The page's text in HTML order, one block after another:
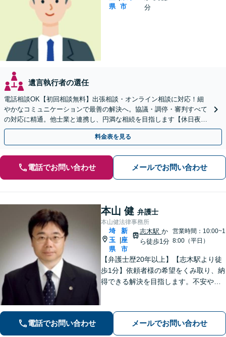
県 市
分
遺言執行者の選任
電話相談OK【初回相談無料】出張相談・オンライン相談に対応！細
やかなコミュニケーションで最善の解決へ。協議・調停・審判すべて
の対応に精通。他士業と連携し、円満な相続を目指します【休日夜間
対応】【上福岡駅8分】生前対策もお任せください
料金表を見る
電話でお問い合わせ メールでお問い合わせ
本山 健 弁護士
本山健法律事務所
埼
玉
県
新
座
市
志木駅 か
ら徒歩1分
営業時間：10:00~1
8:00（平日）
【弁護士歴20年以上】【志木駅より徒
歩1分】依頼者様の希望をくみ取り、納
得できる解決を目指します。不安や疑
事件／何でも遠慮せずご相談ください
【初回面談無料（30分まで）】
電話でお問い合わせ メールでお問い合わせ